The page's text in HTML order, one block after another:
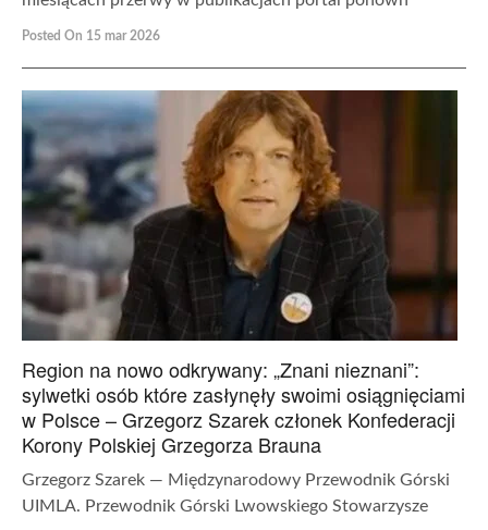
Posted On 15 mar 2026
Region na nowo odkrywany: „Znani nieznani”:
sylwetki osób które zasłynęły swoimi osiągnięciami
w Polsce – Grzegorz Szarek członek Konfederacji
Korony Polskiej Grzegorza Brauna
Grzegorz Szarek — Międzynarodowy Przewodnik Górski
UIMLA. Przewodnik Górski Lwowskiego Stowarzysze